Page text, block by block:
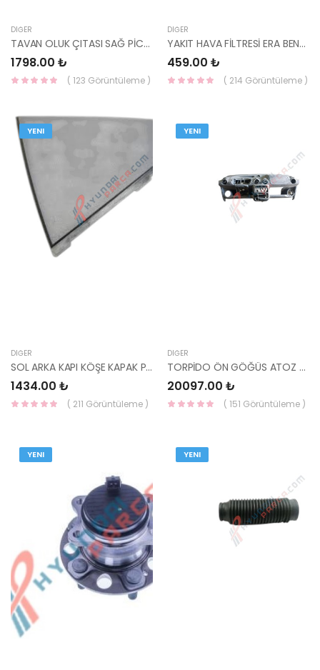
DIĞER
TAVAN OLUK ÇITASI SAĞ PİCANTO 87240-G6000 HMC
1798.00 ₺
( 123 Görüntüleme )
DIĞER
YAKIT HAVA FİLTRESİ ERA BENZİN (BENZİN DEPO BOĞAZINDAKİ) 31453-1G000 HMC
459.00 ₺
( 214 Görüntüleme )
YENI
DIĞER
SOL ARKA KAPI KÖŞE KAPAK PLASTİĞİ İÇ İX35 83830-2S000 HMC
1434.00 ₺
( 211 Görüntüleme )
YENI
DIĞER
TORPİDO ÖN GÖĞÜS ATOZ 8471102510LM-HMC
20097.00 ₺
( 151 Görüntüleme )
YENI YENI